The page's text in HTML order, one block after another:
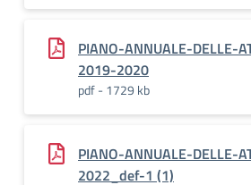
PIANO-ANNUALE-DELLE-
2019-2020
pdf - 1729 kb
PIANO-ANNUALE-DELLE-
2022_def-1 (1)